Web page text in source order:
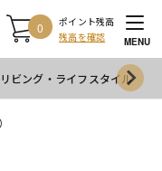
0
ポイント残高
残高を確認
MENU
リビング・ライフスタイル